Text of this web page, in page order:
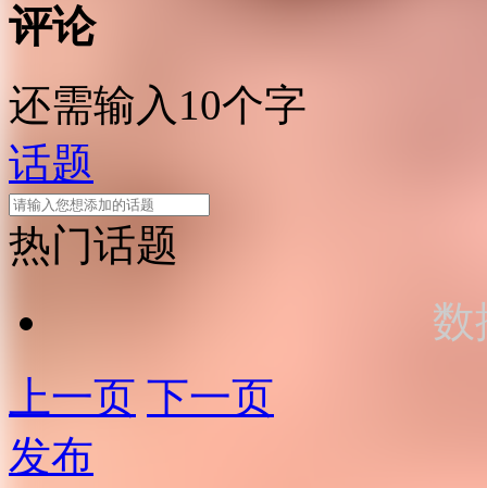
评论
还需输入10个字
话题
热门话题
数
上一页 下一页
发布